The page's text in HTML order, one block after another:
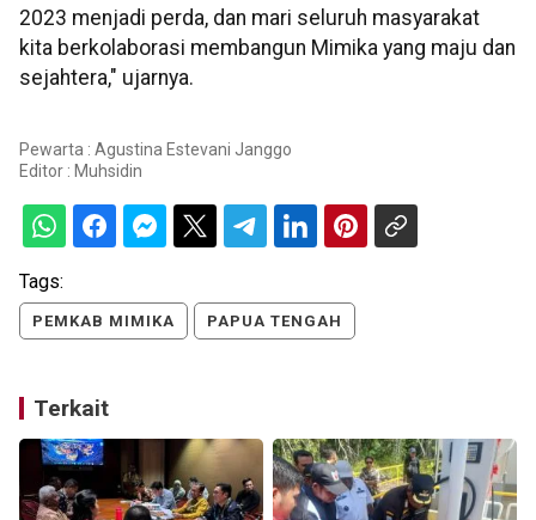
2023 menjadi perda, dan mari seluruh masyarakat
kita berkolaborasi membangun Mimika yang maju dan
sejahtera," ujarnya.
Pewarta : Agustina Estevani Janggo
Editor : Muhsidin
Tags:
PEMKAB MIMIKA PAPUA TENGAH
Terkait